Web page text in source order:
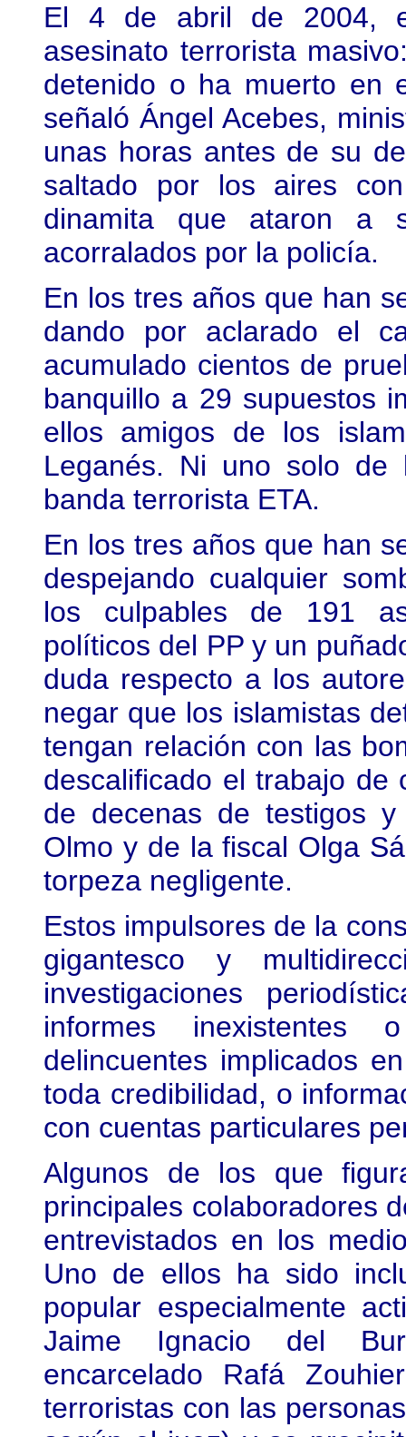
El 4 de abril de 2004,
asesinato terrorista
detenido o ha muerto en
señaló Ángel Acebes,
unas horas antes de su
saltado por los aires
dinamita que ataron a
acorralados por la policía.
En los tres años que han
dando por aclarado el
acumulado cientos de
banquillo a 29 supuestos
ellos amigos de los
Leganés. Ni uno solo de
banda terrorista ETA.
En los tres años que han
despejando cualquier
los culpables de 191
políticos del PP y un
duda respecto a los
negar que los islamistas
tengan relación con las
descalificado el trabajo de
de decenas de testigos
Olmo y de la fiscal Olga
torpeza negligente.
Estos impulsores de la
gigantesco y
investigaciones
informes inexistentes
delincuentes implicados
toda credibilidad, o
con cuentas particulares
Algunos de los que
principales colaboradores
entrevistados en los
Uno de ellos ha sido
popular especialmente
Jaime Ignacio del
encarcelado Rafá
terroristas con las